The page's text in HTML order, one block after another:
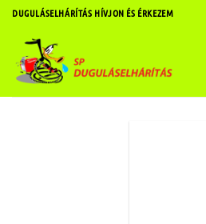
Skip
content
DUGULÁSELHÁRÍTÁS HÍVJON ÉS ÉRKEZEM